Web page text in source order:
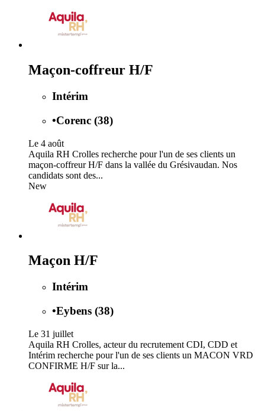
Maçon-coffreur H/F
Intérim
•Corenc (38)
Le 4 août
Aquila RH Crolles recherche pour l'un de ses clients un
maçon-coffreur H/F dans la vallée du Grésivaudan. Nos
candidats sont des...
New
Maçon H/F
Intérim
•Eybens (38)
Le 31 juillet
Aquila RH Crolles, acteur du recrutement CDI, CDD et
Intérim recherche pour l'un de ses clients un MACON VRD
CONFIRME H/F sur la...